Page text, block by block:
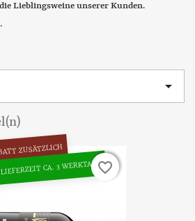
Lieblingsweine unserer Kunden.

ZUSÄTZLICH
CA. 3 WERKTAGEfavorite_border
favorite_border